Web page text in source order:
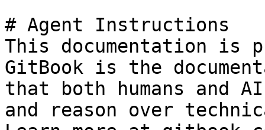
# Agent Instructions
This documentation is
GitBook is the
that both humans and
and reason over